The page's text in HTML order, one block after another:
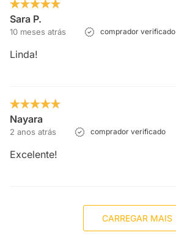
Sara P.
10 meses atrás comprador verificado
Linda!
Nayara
2 anos atrás comprador verificado
Excelente!
CARREGAR MAIS